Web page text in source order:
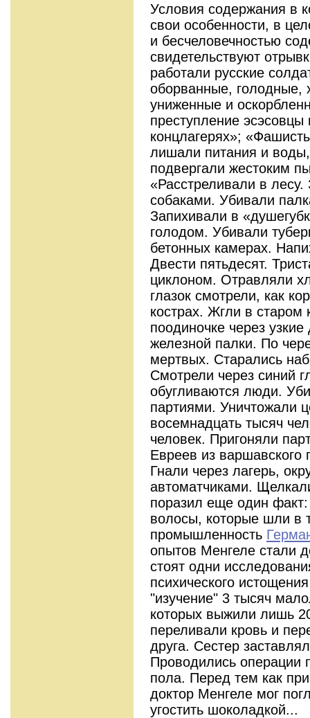
Условия содержания в
свои особенности, в
и бесчеловечностью
свидетельствуют
работали русские
оборванные, голодные,
униженные и
преступление
концлагерях»;
лишали питания и
подвергали жестоким
«Расстреливали в
собаками. Убивали
Запихивали в
голодом. Убивали
бетонных камерах.
Двести пятьдесят.
циклоном. Отравляли
глазок смотрели, как
кострах. Жгли в старом
поодиночке через
железной палки. По
мертвых. Старались
Смотрели через синий
обугливаются люди.
партиями. Уничтожали
восемнадцать тысяч
человек. Пригоняли
Евреев из варшавского
Гнали через лагерь,
автоматчиками.
поразил еще один факт:
волосы, которые шли в
промышленность
опытов Менгеле стали
стоят одни
психического
"изучение" 3 тысяч
которых выжили лишь
переливали кровь и
друга. Сестер
Проводились операции
пола. Перед тем как
доктор Менгеле мог
угостить шоколадкой...